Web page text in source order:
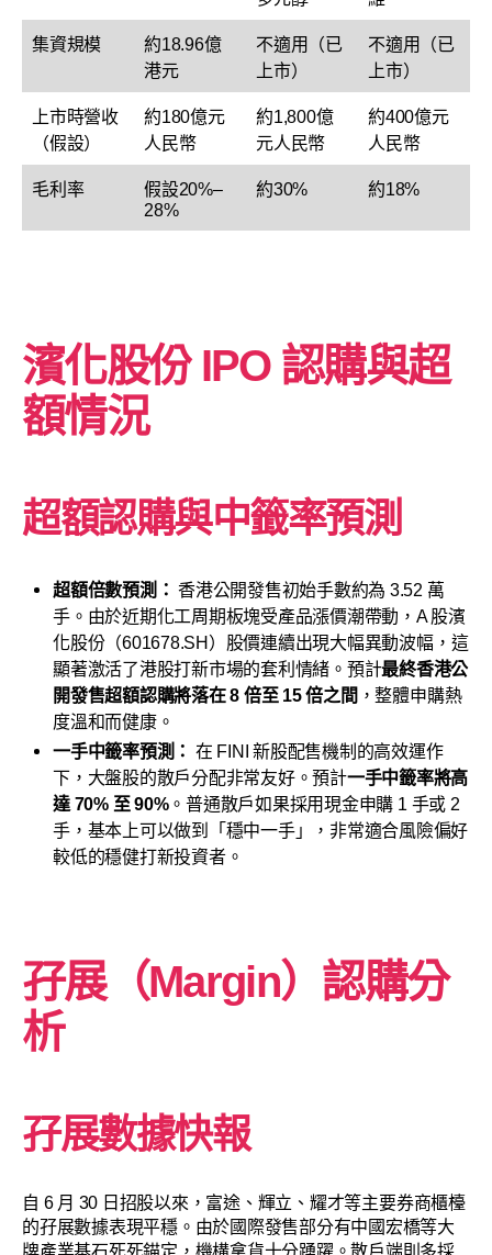
集資規模
約18.96億
港元
不適用（已
上市）
不適用（已
上市）
上市時營收
（假設）
約180億元
人民幣
約1,800億
元人民幣
約400億元
人民幣
毛利率
假設20%–
28%
約30% 約18%
濱化股份IPO 認購與超
額情況
超額認購與中籤率預測
超額倍數預測： 香港公開發售初始手數約為 3.52 萬
手。由於近期化工周期板塊受產品漲價潮帶動，A 股濱
化股份（601678.SH）股價連續出現大幅異動波幅，這
顯著激活了港股打新市場的套利情緒。預計最終香港公
開發售超額認購將落在 8 倍至 15 倍之間 ，整體申購熱
度溫和而健康。
一手中籤率預測： 在 FINI 新股配售機制的高效運作
下，大盤股的散戶分配非常友好。預計一手中籤率將高
達 70% 至 90%。普通散戶如果採用現金申購 1 手或 2
手，基本上可以做到「穩中一手」，非常適合風險偏好
較低的穩健打新投資者。
孖展（Margin）認購分
析
孖展數據快報
自 6 月 30 日招股以來，富途、輝立、耀才等主要券商櫃檯
的孖展數據表現平穩。由於國際發售部分有中國宏橋等大
牌產業基石死死錨定，機構拿貨十分踴躍。散戶端則多採